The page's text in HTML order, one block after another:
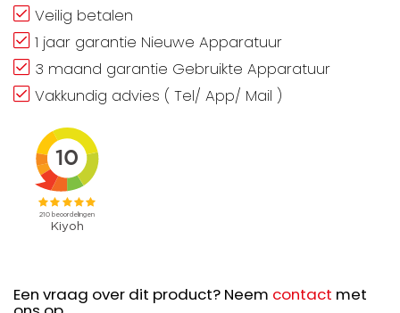
Veilig betalen
1 jaar garantie Nieuwe Apparatuur
3 maand garantie Gebruikte Apparatuur
Vakkundig advies ( Tel/ App/ Mail )
Een vraag over dit product? Neem contact met